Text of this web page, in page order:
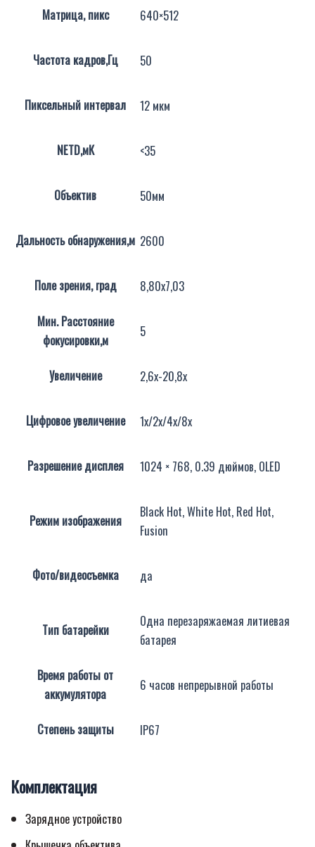
Матрица, пикс 640×512
Частота кадров,Гц 50
Пиксельный интервал 12 мкм
NETD,мК <35
Объектив 50мм
Дальность обнаружения,м 2600
Поле зрения, град 8,80х7,03
Мин. Расстояние
фокусировки,м
5
Увеличение 2,6х-20,8х
Цифровое увеличение 1х/2х/4х/8х
Разрешение дисплея 1024 × 768, 0.39 дюймов, OLED
Режим изображения
Black Hot, White Hot, Red Hot,
Fusion
Фото/видеосъемка да
Тип батарейки
Одна перезаряжаемая литиевая
батарея
Время работы от
аккумулятора
6 часов непрерывной работы
Степень защиты IP67
Комплектация
Зарядное устройство